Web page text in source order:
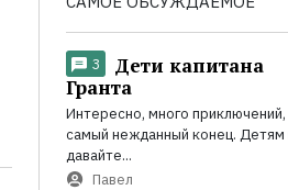
3
Дети капитана
Гранта
Интересно, много приключений,
самый нежданный конец. Детям
давайте...
Павел